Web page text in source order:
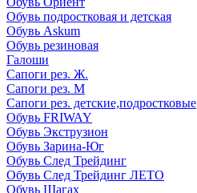
Обувь подростковая и детская
Обувь Askum
Обувь резиновая
Галоши
Сапоги рез. Ж.
Сапоги рез. М
Сапоги рез. детские,подростковые
Обувь FRIWAY
Обувь Экструзион
Обувь Зарина-Юг
Обувь След Трейдинг
Обувь След Трейдинг ЛЕТО
Обувь Шагах